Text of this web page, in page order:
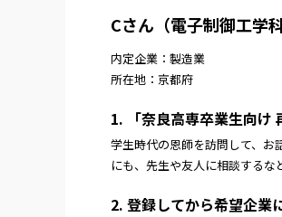
Cさん（電子制御工学科
内定企業：製造業
所在地：京都府
1. 「奈良高専卒業生向け
学生時代の恩師を訪問して、お
にも、先生や友人に相談するな
2. 登録してから希望企業